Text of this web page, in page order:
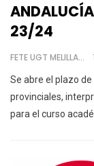
23/24
FETE UGT MELILLA
Se abre el plazo
provinciales,
para el curso